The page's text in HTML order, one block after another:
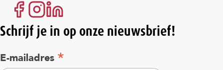
Schrijf je in op onze nieuwsbrief!
E-mailadres *